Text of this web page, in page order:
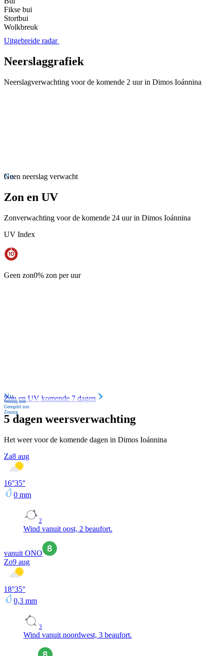
Fikse bui
Stortbui
Wolkbreuk
Uitgebreide radar
Neerslaggrafiek
Neerslagverwachting voor de komende 2 uur in Dimos Ioánnina
Nu
Geen neerslag verwacht
Zon en UV
Zonverwachting voor de komende 24 uur in Dimos Ioánnina
UV Index
Geen zon0% zon per uur
Nu
Weinig zon
Geregeld zon
Zonnig
Zon en UV komende 7 dagen
5 dagen weersverwachting
Het weer voor de komende dagen in Dimos Ioánnina
Za8 aug
16°35°
0 mm
2
Wind vanuit oost, 2 beaufort.
vanuit ONO
Zo9 aug
18°35°
0,3 mm
3
Wind vanuit noordwest, 3 beaufort.